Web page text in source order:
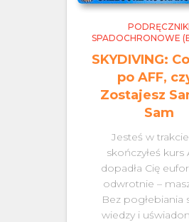
PODRĘCZNIKI
SPADOCHRONOWE
SKYDIVING:
po AFF,
Zostajesz
Sam
Jesteś w
skończyłeś kurs
dopadła Cię
odwrotnie –
Bez pogłebiania
wiedzy i